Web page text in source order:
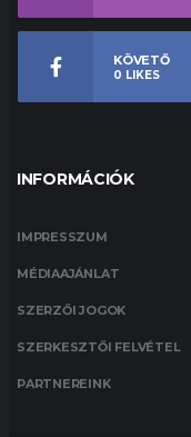
KÖVETŐ
0 LIKES
INFORMÁCIÓK
IMPRESSZUM
MÉDIAAJÁNLAT
SZERZŐI JOGOK
SZERKESZTŐI FELVÉTEL
PARTNEREINK